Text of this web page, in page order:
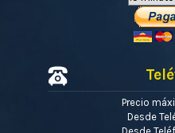
Precio
Desde